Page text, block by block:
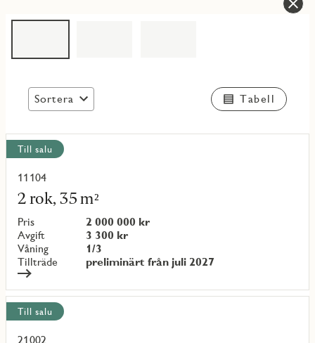
Sortera Tabell
Visa
alla
objekt
Till salu
11104
2 rok, 35 m²
Pris
2 000 000 kr
Avgift
3 300 kr
Våning
1/3
Tillträde
preliminärt från juli 2027
Läs
mer
om
objekt
{objectNumber}
Till salu
21002